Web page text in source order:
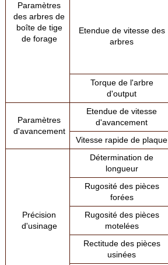
Paramètres
des arbres de
boîte de tige
de forage
Etendue de vitesse des
arbres
Torque de l'arbre
d'output
Paramètres
d'avancement
Etendue de vitesse
d'avancement
Vitesse rapide de plaque
Précision
d'usinage
Détermination de
longueur
Rugosité des pièces
forées
Rugosité des pièces
motelées
Rectitude des pièces
usinées